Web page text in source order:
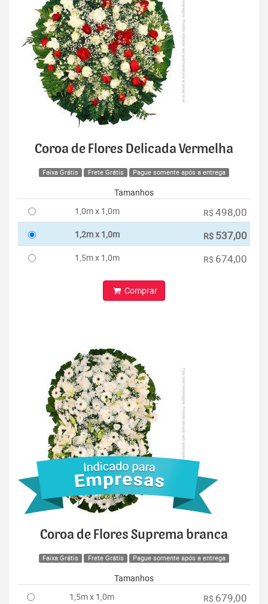
Coroa de Flores Delicada Vermelha
Faixa Grátis Frete Grátis Pague somente após a entrega
Tamanhos
1,0m x 1,0m
R$ 498,00
1,2m x 1,0m R$ 537,00
1,5m x 1,0m R$ 674,00
Comprar
Coroa de Flores Suprema branca
Faixa Grátis Frete Grátis Pague somente após a entrega
Tamanhos
1,5m x 1,0m
R$ 679,00